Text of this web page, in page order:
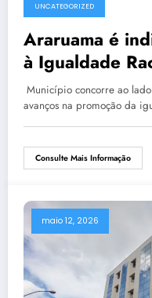
UNCATEGORIZED
Araruama é
à Igualdade
Município concorre ao
avanços na promoção da
Consulte Mais Informação
maio 12, 2026